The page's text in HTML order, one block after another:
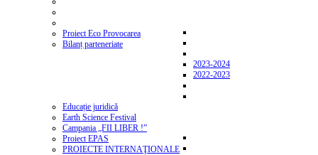
Proiect Eco Provocarea
Bilanț parteneriate
2023-2024
2022-2023
Educație juridică
Earth Science Festival
Campania „FII LIBER !”
Proiect EPAS
PROIECTE INTERNAŢIONALE